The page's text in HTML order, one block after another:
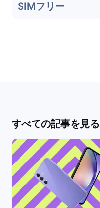
SIMフリー
すべての記事を見る